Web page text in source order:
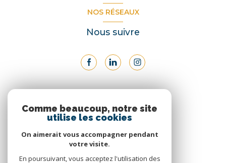
NOS RÉSEAUX
Nous suivre
Nous adhérons
Comme beaucoup, notre site
utilise les cookies
On aimerait vous accompagner pendant
votre visite.
En poursuivant, vous acceptez l'utilisation des